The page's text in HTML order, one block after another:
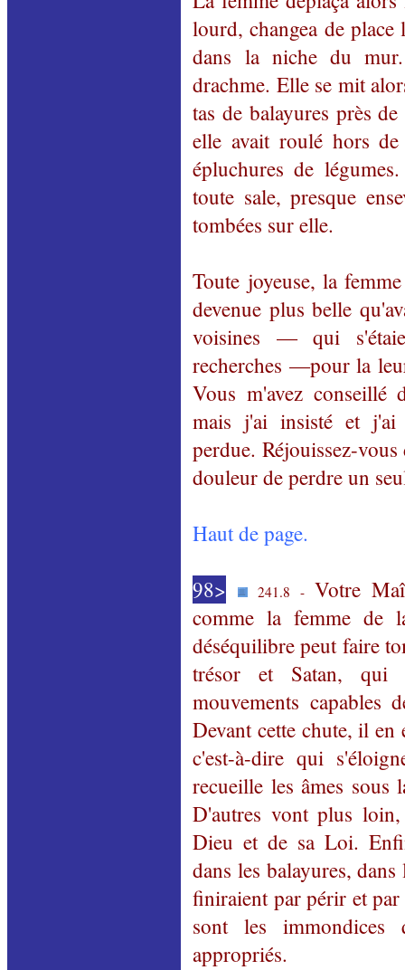
lourd, changea de place
dans la niche du
drachme. Elle se mit
tas de balayures près
elle avait roulé hors
épluchures de
toute sale, presque
tombées sur elle.
Toute joyeuse, la
devenue plus belle
voisines — qui
recherches —pour la
Vous m'avez conseillé
mais j'ai insisté et j'ai
perdue. Réjouissez-
douleur de perdre un
Haut de page.
98>
241.8 - Votre
comme la femme de
déséquilibre peut faire
trésor et Satan, qui
mouvements capables
Devant cette chute, il en
c'est-à-dire qui
recueille les âmes sous
D'autres vont plus loin,
Dieu et de sa Loi.
dans les balayures,
finiraient par périr et par
sont les
appropriés.